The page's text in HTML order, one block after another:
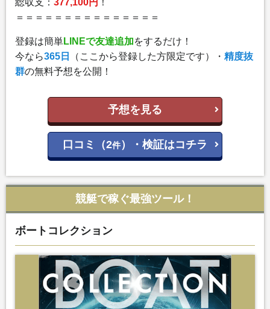
＝＝＝＝＝＝＝＝＝＝＝＝＝＝＝
登録は簡単LINEで友達追加をするだけ！
今なら365日 （ここから登録した方限定です）・ 精度抜
群の無料予想を公開！
予想を見る
口コミ（2件）・検証はコチラ
競艇で稼ぐ最強ツール！
ボートコレクション